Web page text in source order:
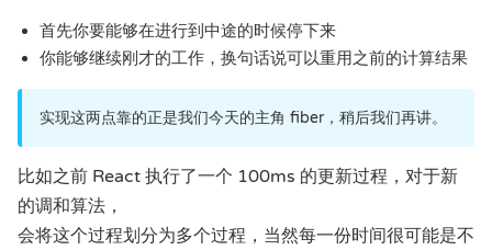
首先你要能够在进行到中途的时候停下来
你能够继续刚才的工作，换句话说可以重用之前的计算结果
实现这两点靠的正是我们今天的主角 fiber，稍后我们再讲。
比如之前 React 执行了一个 100ms 的更新过程，对于新
的调和算法，
会将这个过程划分为多个过程，当然每一份时间很可能是不